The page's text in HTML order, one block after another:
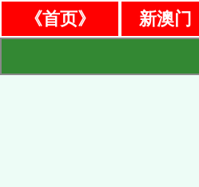
《首页》 新澳门